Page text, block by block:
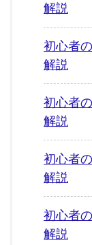
解説
初心者
解説
初心者
解説
初心者
解説
初心者
解説